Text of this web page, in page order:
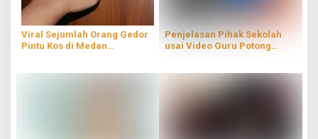
Viral Sejumlah Orang Gedor
Pintu Kos di Medan
Penjelasan Pihak Sekolah
usai Video Guru Potong